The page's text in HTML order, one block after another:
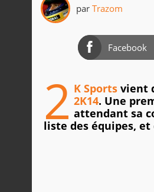
par Trazom
Facebook
2 K Sports vient
2K14. Une
attendant sa
liste des équipes,